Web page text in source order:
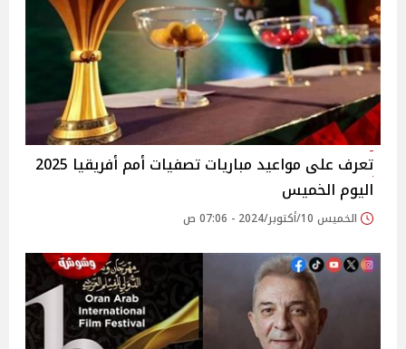
تعرف على مواعيد مباريات تصفيات أمم أفريقيا 2025
اليوم الخميس
الخميس 10/أكتوبر/2024 - 07:06 ص